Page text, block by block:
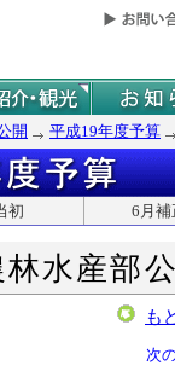
開 平成19年度予算
初 6月補
林水産部
も
次